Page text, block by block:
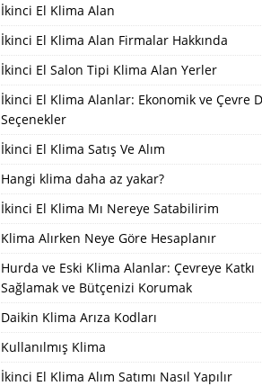
İkinci El Klima Alan
İkinci El Klima Alan Firmalar Hakkında
İkinci El Salon Tipi Klima Alan Yerler
İkinci El Klima Alanlar: Ekonomik ve Çevre
Seçenekler
İkinci El Klima Satış Ve Alım
Hangi klima daha az yakar?
İkinci El Klima Mı Nereye Satabilirim
Klima Alırken Neye Göre Hesaplanır
Hurda ve Eski Klima Alanlar: Çevreye Katkı
Sağlamak ve Bütçenizi Korumak
Daikin Klima Arıza Kodları
Kullanılmış Klima
İkinci El Klima Alım Satımı Nasıl Yapılır